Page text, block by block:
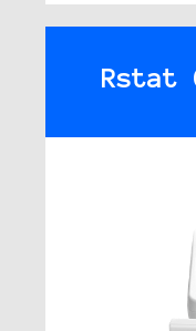
Rstat